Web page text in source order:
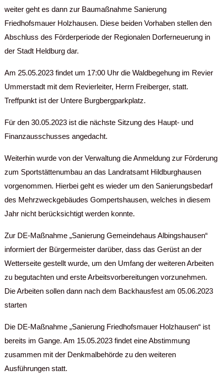
weiter geht es dann zur Baumaßnahme Sanierung
Friedhofsmauer Holzhausen. Diese beiden Vorhaben stellen den
Abschluss des Förderperiode der Regionalen Dorferneuerung in
der Stadt Heldburg dar.
Am 25.05.2023 findet um 17:00 Uhr die Waldbegehung im Revier
Ummerstadt mit dem Revierleiter, Herrn Freiberger, statt.
Treffpunkt ist der Untere Burgbergparkplatz.
Für den 30.05.2023 ist die nächste Sitzung des Haupt- und
Finanzausschusses angedacht.
Weiterhin wurde von der Verwaltung die Anmeldung zur Förderung
zum Sportstättenumbau an das Landratsamt Hildburghausen
vorgenommen. Hierbei geht es wieder um den Sanierungsbedarf
des Mehrzweckgebäudes Gompertshausen, welches in diesem
Jahr nicht berücksichtigt werden konnte.
Zur DE-Maßnahme „Sanierung Gemeindehaus Albingshausen“
informiert der Bürgermeister darüber, dass das Gerüst an der
Wetterseite gestellt wurde, um den Umfang der weiteren Arbeiten
zu begutachten und erste Arbeitsvorbereitungen vorzunehmen.
Die Arbeiten sollen dann nach dem Backhausfest am 05.06.2023
starten
Die DE-Maßnahme „Sanierung Friedhofsmauer Holzhausen“ ist
bereits im Gange. Am 15.05.2023 findet eine Abstimmung
zusammen mit der Denkmalbehörde zu den weiteren
Ausführungen statt.